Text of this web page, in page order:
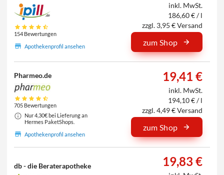
154 Bewertungen
Apothekenprofil ansehen
inkl. MwSt.
186,60 € / l
zzgl. 3,95 € Versand
zum Shop
Pharmeo.de
705 Bewertungen
Nur 4,30€ bei Lieferung an
Hermes PaketShops.
Apothekenprofil ansehen
19,41 €
inkl. MwSt.
194,10 € / l
zzgl. 4,49 € Versand
zum Shop
db - die Beraterapotheke 19,83 €